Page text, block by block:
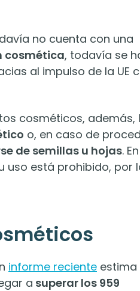
no cuenta con una
cosmética, todavía se
al impulso de la UE
cosméticos, además,
o, en caso de
de semillas u hojas.
uso está prohibido, por
informe reciente estima
a superar los 959